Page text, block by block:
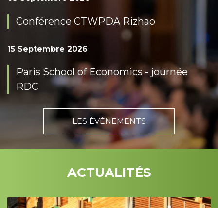
Conférence CTWPDA Rizhao
15 Septembre 2026
Paris School of Economics - journée
RDC
LES ÉVÉNEMENTS
ACTUALITÉS